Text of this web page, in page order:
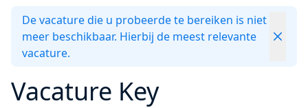
De vacature die u probeerde te bereiken is niet
meer beschikbaar. Hierbij de meest relevante
vacature.
Vacature Key